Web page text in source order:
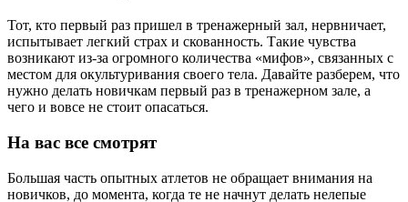
Тот, кто первый раз пришел в тренажерный зал, нервничает,
испытывает легкий страх и скованность. Такие чувства
возникают из-за огромного количества «мифов», связанных с
местом для окультуривания своего тела. Давайте разберем, что
нужно делать новичкам первый раз в тренажерном зале, а
чего и вовсе не стоит опасаться.
На вас все смотрят
Большая часть опытных атлетов не обращает внимания на
новичков, до момента, когда те не начнут делать нелепые